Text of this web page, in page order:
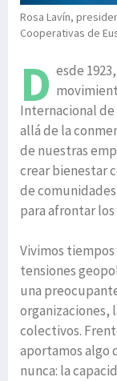
Rosa Lavín,
Cooperativas de
D esde
Internacional de
allá de la
de nuestras
crear bienestar
de
para afrontar
Vivimos
tensiones
una
organizaciones,
colectivos.
aportamos algo
nunca: la